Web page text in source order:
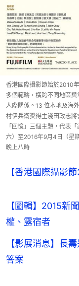
香港國際攝影節始於2010
多個範疇，橫跨不同地區
人際關係。13 位本地及海
村伊兵衛獎得主淺田政志
「回憶」三個主題，代表
六）至2016年9月4日（星
晚上八時
【香港國際攝影
【圖輯】2015新
權、露宿者
【影展消息】長
答案